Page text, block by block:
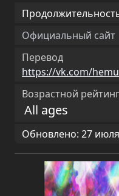
Официальный сайт
Перевод
https://vk.com/
Возрастной рейтинг
All ages
Обновлено: 27 июля